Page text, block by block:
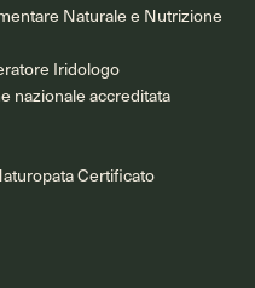
Naturale e Nutrizione
Iridologo
nazionale accreditata
Certificato